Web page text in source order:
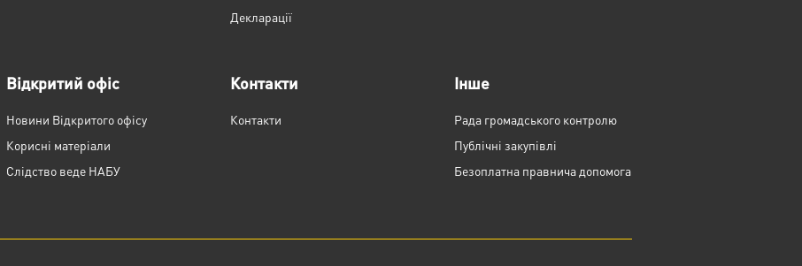
Декларації
Відкритий офіс
Новини Відкритого офісу
Корисні матеріали
Слідство веде НАБУ
Контакти
Контакти
Інше
Рада громадського контролю
Публічні закупівлі
Безоплатна правнича допомога